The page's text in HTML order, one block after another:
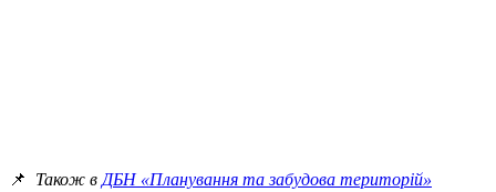
📌 Також в ДБН «Планування та забудова територій»